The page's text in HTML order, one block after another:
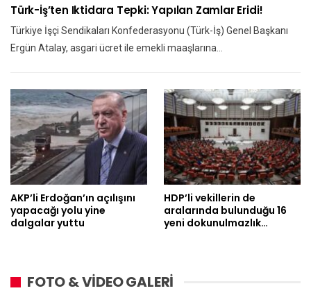
Türk-İş’ten Iktidara Tepki: Yapılan Zamlar Eridi!
Türkiye İşçi Sendikaları Konfederasyonu (Türk-İş) Genel Başkanı
Ergün Atalay, asgari ücret ile emekli maaşlarına…
AKP’li Erdoğan’ın açılışını
yapacağı yolu yine
dalgalar yuttu
HDP’li vekillerin de
aralarında bulunduğu 16
yeni dokunulmazlık…
FOTO & VİDEO GALERİ